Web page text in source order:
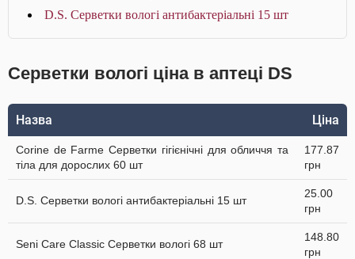
D.S. Серветки вологі антибактеріальні 15 шт
Серветки вологі ціна в аптеці DS
Назва Ціна
Corine de Farme Серветки гігієнічні для обличчя та
тіла для дорослих 60 шт
177.87
грн
D.S. Серветки вологі антибактеріальні 15 шт
25.00
грн
Seni Care Classic Серветки вологі 68 шт
148.80
грн